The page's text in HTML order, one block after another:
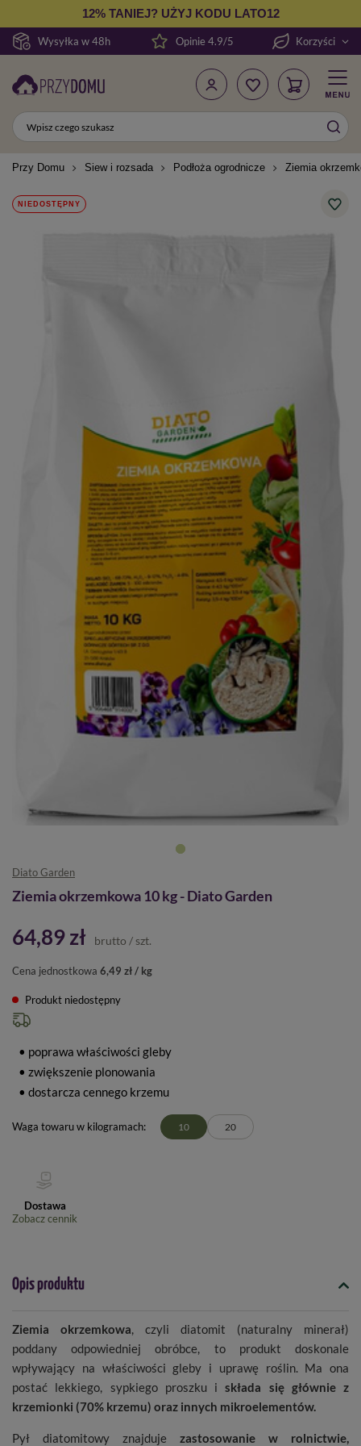
Wysyłka w 48h
12% TANIEJ? UŻYJ KODU LATO12
Opinie 4.9/5 Korzyści
Przy Domu Siew i rozsada Podłoża ogrodnicze Ziemia
NIEDOSTĘPNY
Diato Garden
Ziemia okrzemkowa 10 kg - Diato Garden
64,89 zł brutto / szt.
Cena jednostkowa 6,49 zł / kg
Produkt niedostępny
• poprawa właściwości gleby
• zwiększenie plonowania
• dostarcza cennego krzemu
Waga towaru w kilogramach 10 20
Dostawa
Zobacz cennik
Opis produktu
Ziemia okrzemkowa, czyli diatomit (naturalny minerał)
poddany odpowiedniej obróbce, to produkt doskonale
wpływający na właściwości gleby i uprawę roślin. Ma ona
postać lekkiego, sypkiego proszku iskłada się głównie z
krzemionki (70% krzemu) oraz innych mikroelementów.
Pył diatomitowy znajduje zastosowanie w rolnictwie,